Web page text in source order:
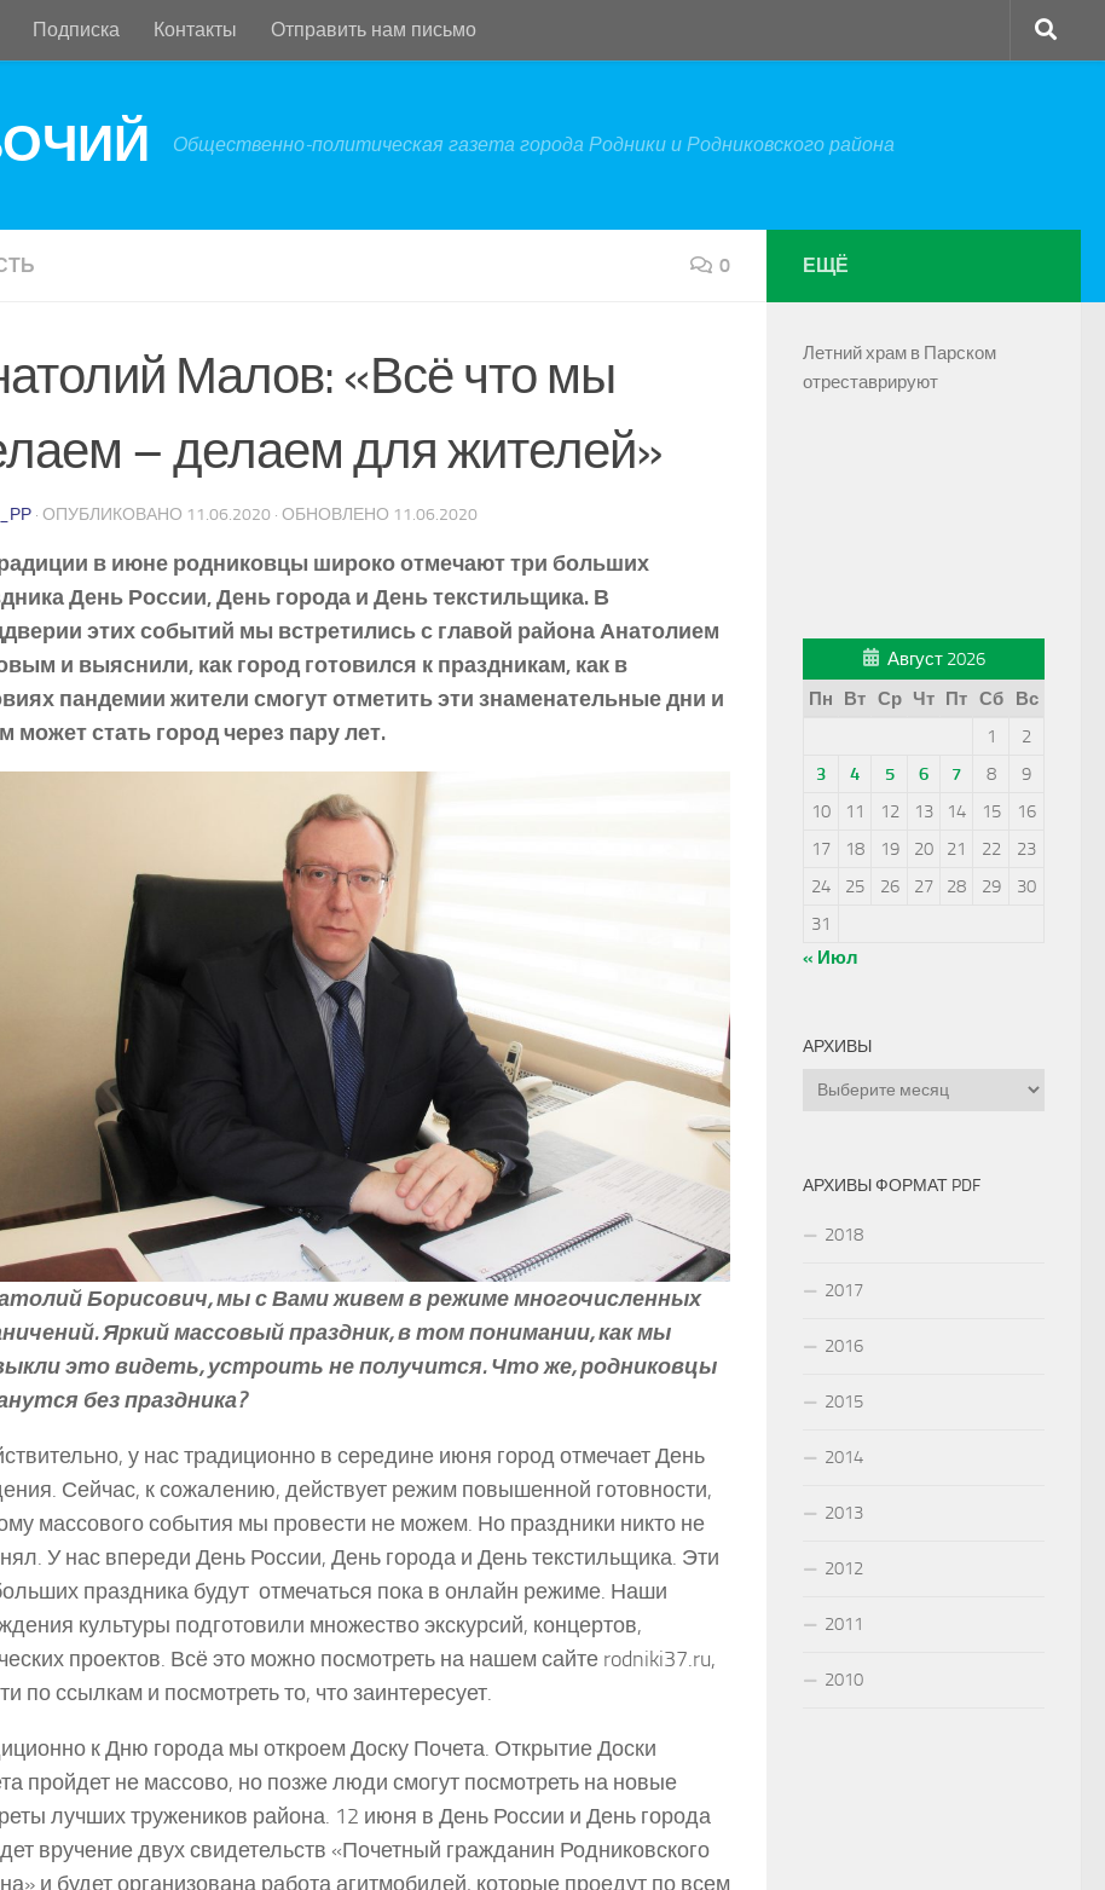
Подписка Контакты Отправить нам письмо
Общественно-политическая газета города Родники и Родниковского района
0
Малов: «Всё что мы
– делаем для жителей»
· ОПУБЛИКОВАНО 11.06.2020 · ОБНОВЛЕНО 11.06.2020
в июне родниковцы широко отмечают три больших
День России, День города и День текстильщика. В
этих событий мы встретились с главой района Анатолием
и выяснили, как город готовился к праздникам, как в
пандемии жители смогут отметить эти знаменательные дни и
может стать город через пару лет.
Борисович, мы с Вами живем в режиме многочисленных
Яркий массовый праздник, в том понимании, как мы
это видеть, устроить не получится. Что же, родниковцы
без праздника?
у нас традиционно в середине июня город отмечает День
Сейчас, к сожалению, действует режим повышенной готовности,
массового события мы провести не можем. Но праздники никто не
У нас впереди День России, День города и День текстильщика. Эти
праздника будут отмечаться пока в онлайн режиме. Наши
культуры подготовили множество экскурсий, концертов,
проектов. Всё это можно посмотреть на нашем сайте rodniki37.ru,
по ссылкам и посмотреть то, что заинтересует.
к Дню города мы откроем Доску Почета. Открытие Доски
пройдет не массово, но позже люди смогут посмотреть на новые
лучших тружеников района. 12 июня в День России и День города
вручение двух свидетельств «Почетный гражданин Родниковского
и будет организована работа агитмобилей, которые проедут по всем
ЕЩЁ
Летний храм в Парском
отреставрируют
Август 2026
Пн
Вт Ср Чт Пт Сб
Вс
1
2
3
4 5 6 7 8
9
10
11 12 13 14 15
16
17
18 19 20 21 22
23
24
25 26 27 28 29
30
31
« Июл
АРХИВЫ
Архивы
АРХИВЫ ФОРМАТ PDF
2018
2017
2016
2015
2014
2013
2012
2011
2010